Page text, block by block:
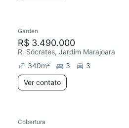
Redecorar
Garden
R$ 3.490.000
R. Sócrates, Jardim Marajoara
340m² 3
3
Ver contato
Redecorar
Cobertura